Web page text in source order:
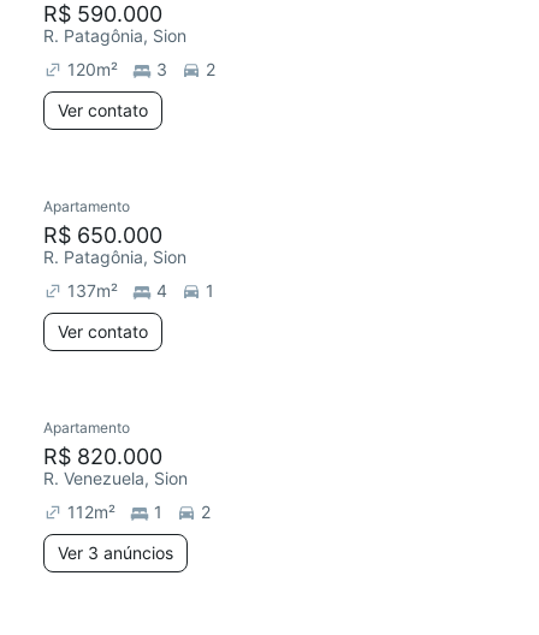
R$ 590.000
R. Patagônia, Sion
120m² 3
2
Ver contato
Apartamento
R$ 650.000
R. Patagônia, Sion
137m² 4
1
Ver contato
Apartamento
R$ 820.000
R. Venezuela, Sion
112m² 1
2
Ver 3 anúncios